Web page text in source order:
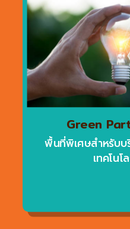
Green
พื้นที่พิเศษสำหรับบ
เทคโน